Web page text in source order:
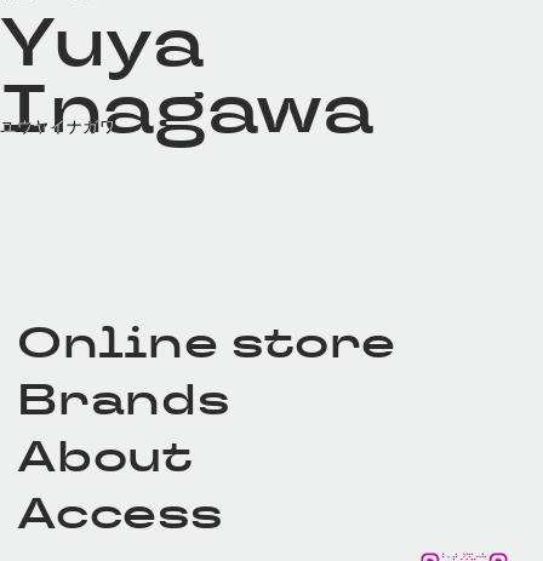
Yuya
Inagawa
ユウヤイナガワ
Online store
Brands
About
Access